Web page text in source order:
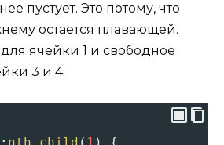
пустует. Это потому, что
остается плавающей.
ячейки 1 и свободное
3 и 4.